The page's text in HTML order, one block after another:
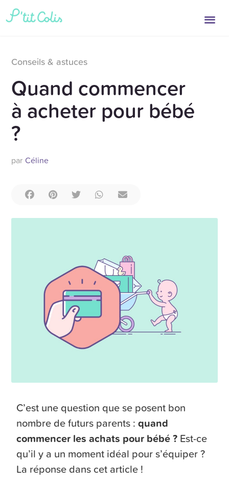
Conseils & astuces
Quand commencer
à acheter pour bébé
?
par Céline
C’est une question que se posent bon
nombre de futurs parents :quand
commencer les achats pour bébé ? Est-ce
qu’il y a un moment idéal pour s’équiper ?
La réponse dans cet article !